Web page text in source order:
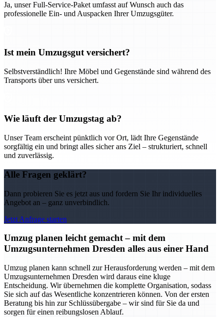
Ja, unser Full-Service-Paket umfasst auf Wunsch auch das
professionelle Ein- und Auspacken Ihrer Umzugsgüter.
Ist mein Umzugsgut versichert?
Selbstverständlich! Ihre Möbel und Gegenstände sind während des
Transports über uns versichert.
Wie läuft der Umzugstag ab?
Unser Team erscheint pünktlich vor Ort, lädt Ihre Gegenstände
sorgfältig ein und bringt alles sicher ans Ziel – strukturiert, schnell
und zuverlässig.
Alle Fragen geklärt?
Dann probieren Sie es jetzt aus und fordern Sie Ihr individuelles
Angebot an – ganz unverbindlich.
Jetzt Anfrage starten
Umzug planen leicht gemacht – mit dem
Umzugsunternehmen Dresden alles aus einer Hand
Umzug planen kann schnell zur Herausforderung werden – mit dem
Umzugsunternehmen Dresden wird daraus eine kluge
Entscheidung. Wir übernehmen die komplette Organisation, sodass
Sie sich auf das Wesentliche konzentrieren können. Von der ersten
Beratung bis hin zur Schlüssübergabe – wir sind für Sie da und
sorgen für einen reibungslosen Ablauf.